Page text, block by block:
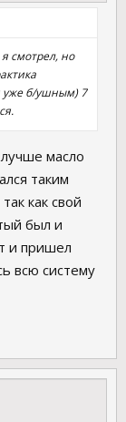
смотрел, но
уже б/ушным) 7
масло
таким
как свой
был и
и пришел
всю систему